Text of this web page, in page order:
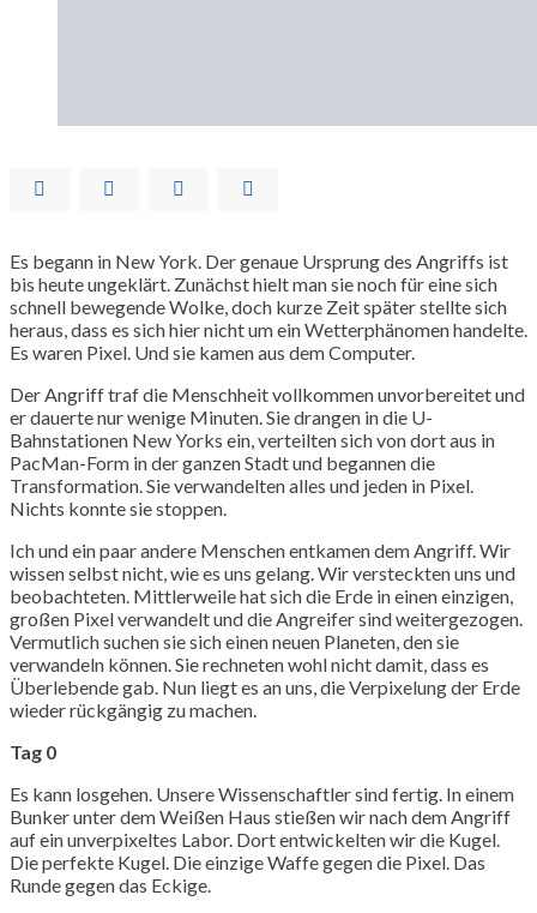
Es begann in New York. Der genaue Ursprung des Angriffs ist
bis heute ungeklärt. Zunächst hielt man sie noch für eine sich
schnell bewegende Wolke, doch kurze Zeit später stellte sich
heraus, dass es sich hier nicht um ein Wetterphänomen handelte.
Es waren Pixel. Und sie kamen aus dem Computer.
Der Angriff traf die Menschheit vollkommen unvorbereitet und
er dauerte nur wenige Minuten. Sie drangen in die U-
Bahnstationen New Yorks ein, verteilten sich von dort aus in
PacMan-Form in der ganzen Stadt und begannen die
Transformation. Sie verwandelten alles und jeden in Pixel.
Nichts konnte sie stoppen.
Ich und ein paar andere Menschen entkamen dem Angriff. Wir
wissen selbst nicht, wie es uns gelang. Wir versteckten uns und
beobachteten. Mittlerweile hat sich die Erde in einen einzigen,
großen Pixel verwandelt und die Angreifer sind weitergezogen.
Vermutlich suchen sie sich einen neuen Planeten, den sie
verwandeln können. Sie rechneten wohl nicht damit, dass es
Überlebende gab. Nun liegt es an uns, die Verpixelung der Erde
wieder rückgängig zu machen.
Tag 0
Es kann losgehen. Unsere Wissenschaftler sind fertig. In einem
Bunker unter dem Weißen Haus stießen wir nach dem Angriff
auf ein unverpixeltes Labor. Dort entwickelten wir die Kugel.
Die perfekte Kugel. Die einzige Waffe gegen die Pixel. Das
Runde gegen das Eckige.